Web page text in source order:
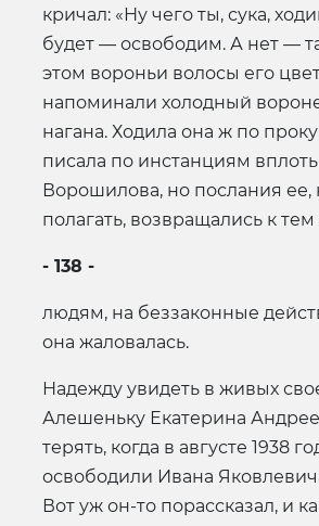
кричал: «Ну чего ты, сука,
будет — освободим. А нет —
этом вороньи волосы его
напоминали холодный
нагана. Ходила она ж по
писала по инстанциям
Ворошилова, но послания ее,
полагать, возвращались к
- 138 -
людям, на беззаконные
она жаловалась.
Надежду увидеть в живых
Алешеньку Екатерина
терять, когда в августе 1938
освободили Ивана
Вот уж он-то порассказал, и